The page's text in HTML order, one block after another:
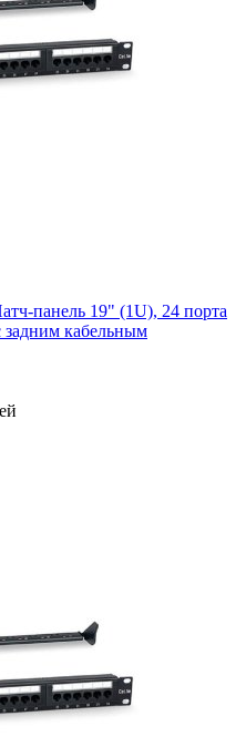
панель 19" (1U), 24 порта
задним кабельным